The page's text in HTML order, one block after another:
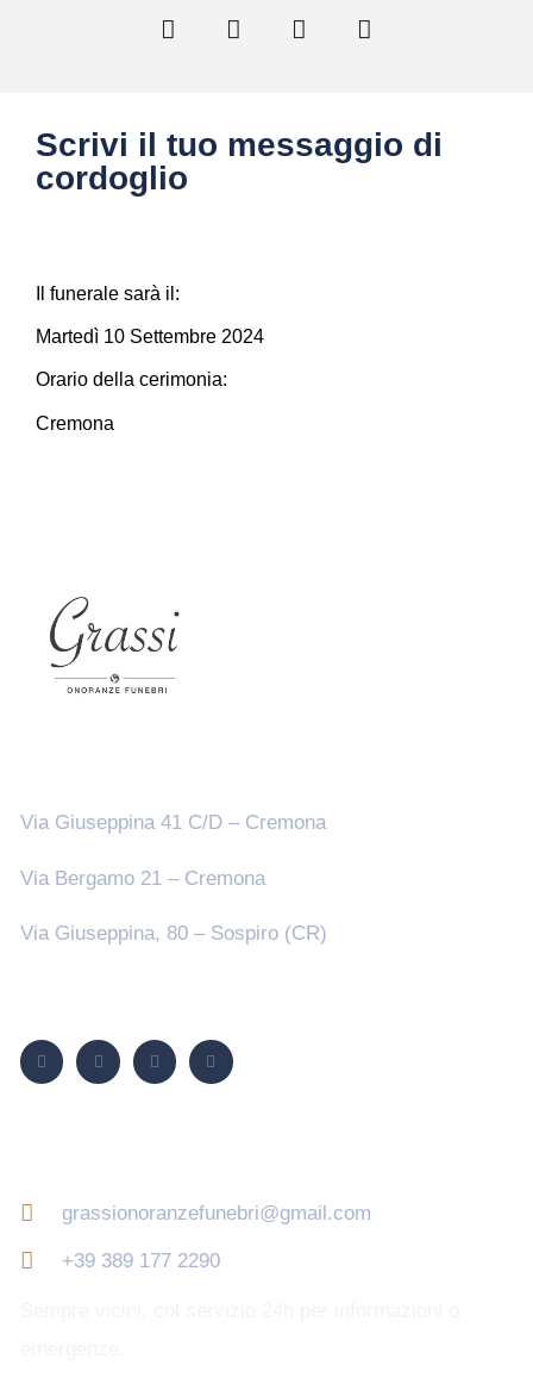
Scrivi il tuo messaggio di
cordoglio
Il funerale sarà il:
Martedì 10 Settembre 2024
Orario della cerimonia:
Cremona
Via Giuseppina 41 C/D – Cremona
Via Bergamo 21 – Cremona
Via Giuseppina, 80 – Sospiro (CR)
grassionoranzefunebri@gmail.com
+39 389 177 2290